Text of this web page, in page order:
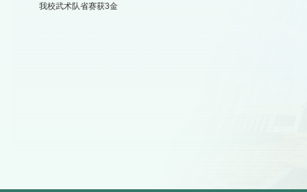
我校武术队省赛获3金